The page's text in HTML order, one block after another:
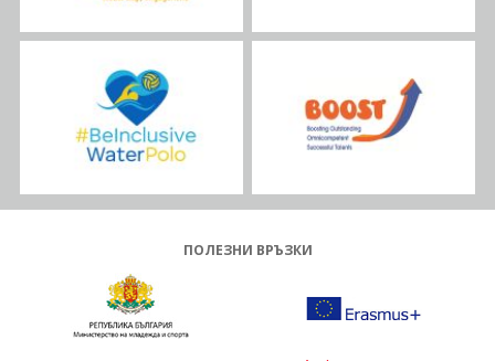
ПОЛЕЗНИ ВРЪЗКИ